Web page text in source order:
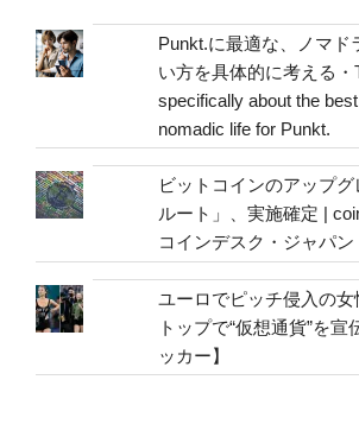
address
Punkt.に最適な、ノマド
い方を具体的に考える・
specifically about the
nomadic life for Punkt.
ビットコインのアップ
ルート」、実施確定 |
コインデスク・ジャパン
ユーロでピッチ侵入の女
トップで“仮想通貨”を
ッカー】